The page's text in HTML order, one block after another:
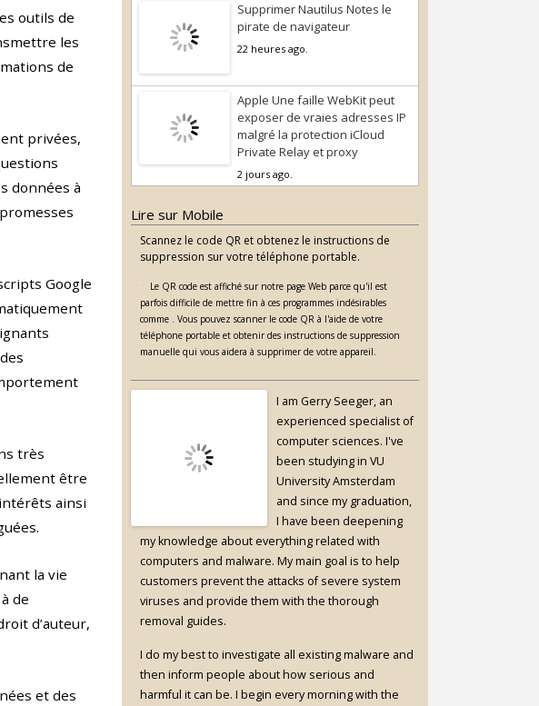
outils de
les
de
privées,
données à
Google
très
être
ainsi
la vie
de
d’auteur,
et des
Supprimer Nautilus Notes le
pirate de navigateur
22 heures ago.
Apple Une faille WebKit peut
exposer de vraies adresses IP
malgré la protection iCloud
Private Relay et proxy
2 jours ago.
Lire sur Mobile
Scannez le code QR et obtenez le instructions de
suppression sur votre téléphone portable.
Le QR code est affiché sur notre page Web parce qu'il est
parfois difficile de mettre fin à ces programmes indésirables
comme . Vous pouvez scanner le code QR à l'aide de votre
téléphone portable et obtenir des instructions de suppression
manuelle qui vous aidera à supprimer de votre appareil.
I am Gerry Seeger, an
experienced specialist of
computer sciences. I've
been studying in VU
University Amsterdam
and since my graduation,
I have been deepening
my knowledge about everything related with
computers and malware. My main goal is to help
customers prevent the attacks of severe system
viruses and provide them with the thorough
removal guides.
I do my best to investigate all existing malware and
then inform people about how serious and
harmful it can be. I begin every morning with the